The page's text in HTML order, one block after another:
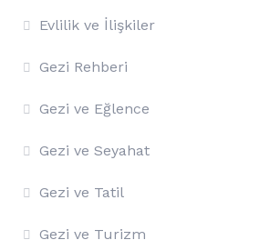
Evlilik ve İlişkiler
Gezi Rehberi
Gezi ve Eğlence
Gezi ve Seyahat
Gezi ve Tatil
Gezi ve Turizm